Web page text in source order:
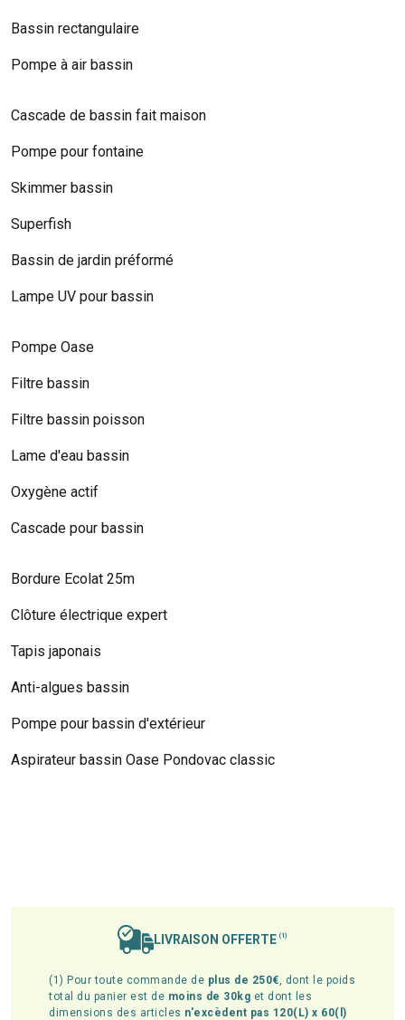
Bassin rectangulaire
Pompe à air bassin
Cascade de bassin fait maison
Pompe pour fontaine
Skimmer bassin
Superfish
Bassin de jardin préformé
Lampe UV pour bassin
Pompe Oase
Filtre bassin
Filtre bassin poisson
Lame d'eau bassin
Oxygène actif
Cascade pour bassin
Bordure Ecolat 25m
Clôture électrique expert
Tapis japonais
Anti-algues bassin
Pompe pour bassin d'extérieur
Aspirateur bassin Oase Pondovac classic
LIVRAISON OFFERTE (1)
(1) Pour toute commande de plus de 250€, dont le poids
total du panier est de moins de 30kg et dont les
dimensions des articles n'excèdent pas 120(L) x 60(l)